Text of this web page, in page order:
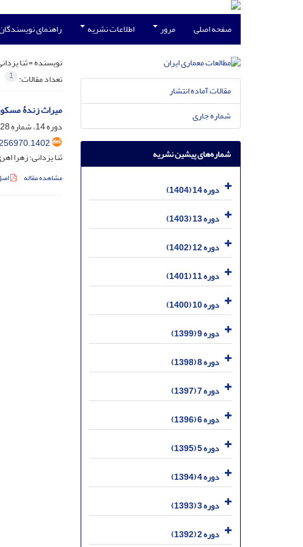
صفحه اصلی مرور اطلاعات نشریه راهنمای
نویسنده =ثنا
تعداد مقالات: 1
میراث زندۀ
دوره 14، شماره 28، اسفند 1404، صفحه
ثنا یزدانی؛ زهرا
مشاهده مقاله
مقالات آماده انتشار
شماره جاری
شماره‌های پیشین نشریه
دوره 14 (1404)
دوره 13 (1403)
دوره 12 (1402)
دوره 11 (1401)
دوره 10 (1400)
دوره 9 (1399)
دوره 8 (1398)
دوره 7 (1397)
دوره 6 (1396)
دوره 5 (1395)
دوره 4 (1394)
دوره 3 (1393)
دوره 2 (1392)